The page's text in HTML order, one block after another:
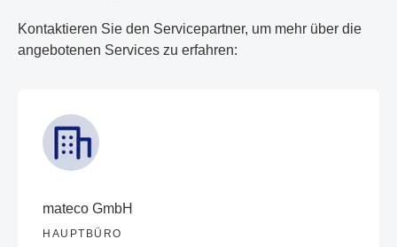
Kontaktieren Sie den Servicepartner, um mehr über die
angebotenen Services zu erfahren:
mateco GmbH
HAUPTBÜRO